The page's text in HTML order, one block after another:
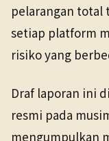
pelarangan total
setiap platform
risiko yang
Draf laporan ini
resmi pada
mengumpulkan